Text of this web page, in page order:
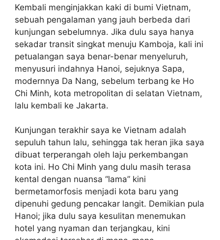
Kembali menginjakkan kaki di bumi Vietnam,
sebuah pengalaman yang jauh berbeda dari
kunjungan sebelumnya. Jika dulu saya hanya
sekadar transit singkat menuju Kamboja, kali ini
petualangan saya benar-benar menyeluruh,
menyusuri indahnya Hanoi, sejuknya Sapa,
modernnya Da Nang, sebelum terbang ke Ho
Chi Minh, kota metropolitan di selatan Vietnam,
lalu kembali ke Jakarta.
Kunjungan terakhir saya ke Vietnam adalah
sepuluh tahun lalu, sehingga tak heran jika saya
dibuat terperangah oleh laju perkembangan
kota ini. Ho Chi Minh yang dulu masih terasa
kental dengan nuansa “lama” kini
bermetamorfosis menjadi kota baru yang
dipenuhi gedung pencakar langit. Demikian pula
Hanoi; jika dulu saya kesulitan menemukan
hotel yang nyaman dan terjangkau, kini